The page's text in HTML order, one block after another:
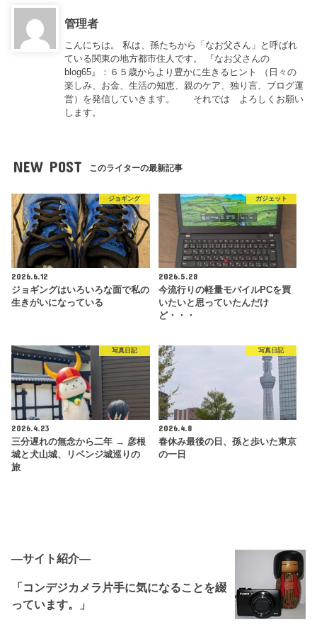
管理者
こんにちは。 私は、孫たちから「なお父さん」と呼ばれ
ている関東の地方都市住人です。 『なお父さんの
blog65』：６５歳からより豊かに生きるヒント （日々の
楽しみ、お金、生活の知恵、親のケア、独り言、ブログ運
営）を発信していきます。 それでは よろしくお願い
します。
NEW POST このライターの最新記事
ジョギング
2026.6.12
ジョギングはいろいろな面で私の
生きがいになっている
ガジェット
2026.5.28
今流行りの軽量モバイルPCを買
いたいと思っていたんだけ
ど・・・
写真日記
2026.4.23
三分遅れの無念から二年 → 彦根
城と犬山城、リベンジ城巡りの
旅
写真日記
2026.4.8
春休み最後の日、孫と歩いた東京
の一日
―サイト紹介―
「コンデジカメラ片手に気になることを綴
っています。」